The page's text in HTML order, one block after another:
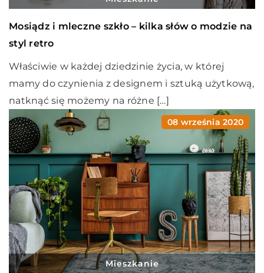
Mosiądz i mleczne szkło – kilka słów o modzie na
styl retro
Właściwie w każdej dziedzinie życia, w której
mamy do czynienia z designem i sztuką użytkową,
natknąć się możemy na różne […]
08 września 2020
Mieszkanie